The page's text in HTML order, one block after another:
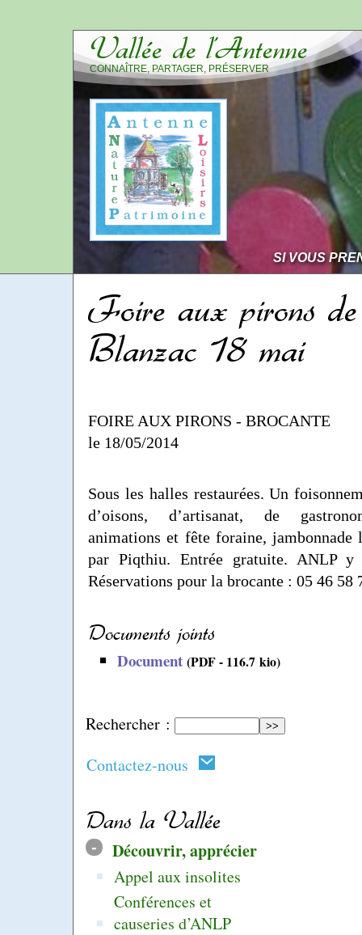
Vallée de l’Antenne
CONNAÎTRE, PARTAGER, PRÉSERVER
SI VOUS
Rechercher :
Contactez-nous
Dans la Vallée
- Découvrir, apprécier
Appel aux insolites
Conférences et
causeries d’ANLP
Foire aux pirons de
Blanzac 18 mai
FOIRE AUX PIRONS - BROCANTE
le 18/05/2014
Sous les halles restaurées. Un
d’oisons, d’artisanat, de
animations et fête foraine,
par Piqthiu. Entrée gratuite. ANLP
Réservations pour la brocante : 05 46 58
Documents joints
Document (PDF - 116.7 kio)